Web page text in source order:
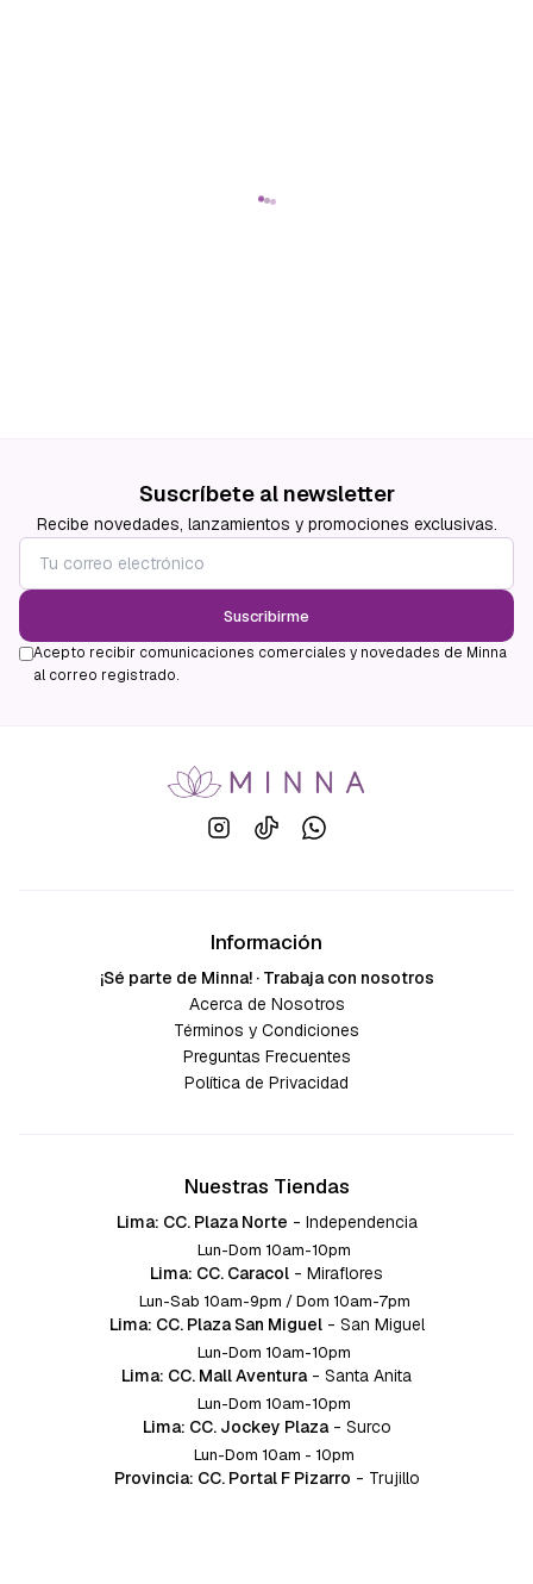
Suscríbete al newsletter
Recibe novedades, lanzamientos y promociones exclusivas.
Suscribirme
Acepto recibir comunicaciones comerciales y novedades de Minna
al correo registrado.
Información
¡Sé parte de Minna! · Trabaja con nosotros
Acerca de Nosotros
Términos y Condiciones
Preguntas Frecuentes
Política de Privacidad
Nuestras Tiendas
Lima: CC. Plaza Norte - Independencia
Lun-Dom 10am-10pm
Lima: CC. Caracol - Miraflores
Lun-Sab 10am-9pm / Dom 10am-7pm
Lima: CC. Plaza San Miguel - San Miguel
Lun-Dom 10am-10pm
Lima: CC. Mall Aventura - Santa Anita
Lun-Dom 10am-10pm
Lima: CC. Jockey Plaza - Surco
Lun-Dom 10am - 10pm
Provincia: CC. Portal F Pizarro - Trujillo